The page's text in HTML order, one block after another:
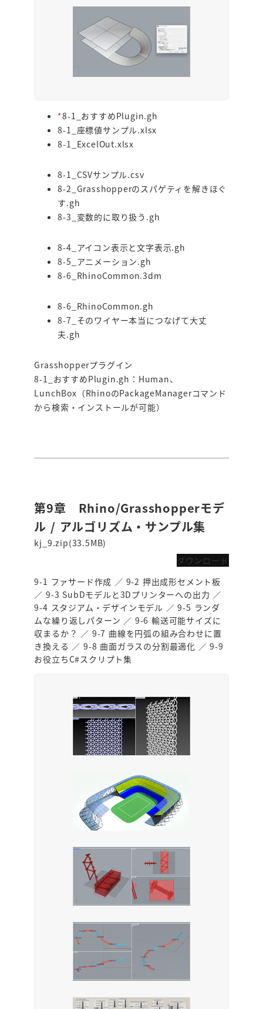
*8-1_おすすめPlugin.gh
8-1_座標値サンプル.xlsx
8-1_ExcelOut.xlsx
8-1_CSVサンプル.csv
8-2_Grasshopperのスパゲティを解きほぐ
す.gh
8-3_変数的に取り扱う.gh
8-4_アイコン表示と文字表示.gh
8-5_アニメーション.gh
8-6_RhinoCommon.3dm
8-6_RhinoCommon.gh
8-7_そのワイヤー本当につなげて大丈
夫.gh
Grasshopperプラグイン
8-1_おすすめPlugin.gh ：Human、
LunchBox（RhinoのPackageManagerコマンド
から検索・インストールが可能）
第9章 Rhino/Grasshopperモデ
ル / アルゴリズム・サンプル集
kj_9.zip(33.5MB)
ダウンロード
9-1 ファサード作成 ／ 9-2 押出成形セメント板
／ 9-3 SubDモデルと3Dプリンターへの出力 ／
9-4 スタジアム・デザインモデル ／ 9-5 ランダ
ムな繰り返しパターン ／ 9-6 輸送可能サイズに
収まるか？ ／ 9-7 曲線を円弧の組み合わせに置
き換える ／ 9-8 曲面ガラスの分割最適化 ／ 9-9
お役立ちC#スクリプト集